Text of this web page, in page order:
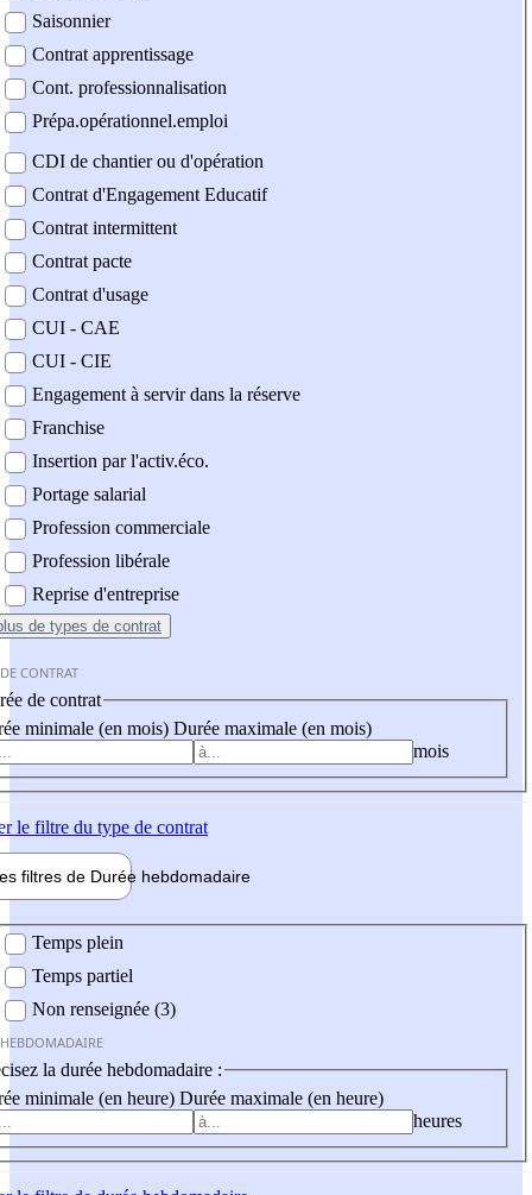
Saisonnier
Contrat apprentissage
Cont. professionnalisation
Prépa.opérationnel.emploi
CDI de chantier ou d'opération
Contrat d'Engagement Educatif
Contrat intermittent
Contrat pacte
Contrat d'usage
CUI - CAE
CUI - CIE
Engagement à servir dans la réserve
Franchise
Insertion par l'activ.éco.
Portage salarial
Profession commerciale
Profession libérale
Reprise d'entreprise
de types de contrat
CONTRAT
de contrat
minimale (en mois) Durée maximale (en mois)
mois
le filtre du type de contrat
filtres de Durée hebdomadaire
Temps plein
Temps partiel
Non renseignée (3)
la durée hebdomadaire :
minimale (en heure) Durée maximale (en heure)
heures